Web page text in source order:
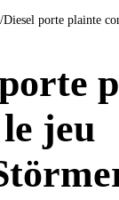
/Diesel porte plainte
jeu